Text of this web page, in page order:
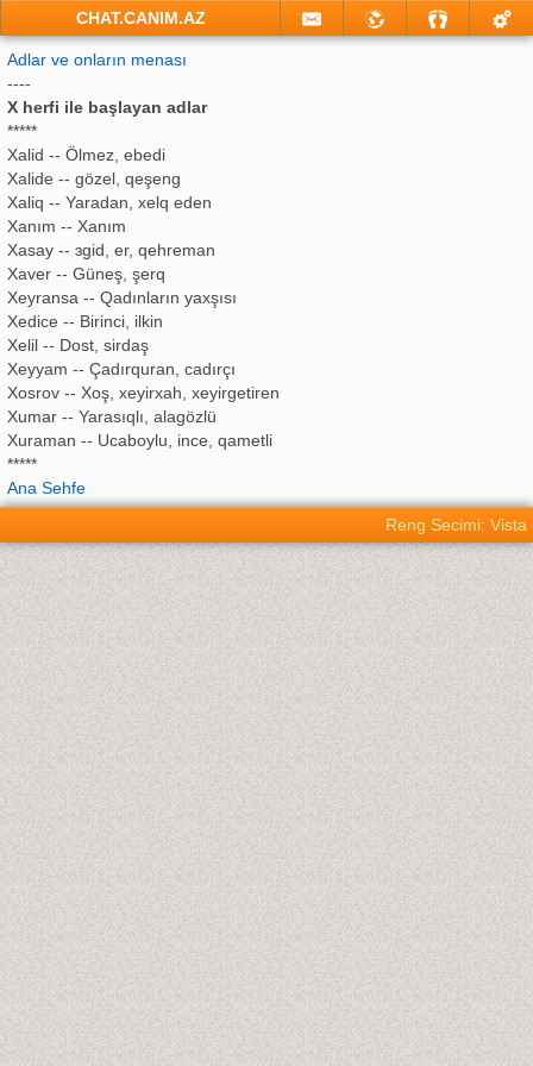
CHAT.CANIM.AZ
Adlar ve onların menası
----
X herfi ile başlayan adlar
*****
Xalid -- Ölmez, ebedi
Xalide -- gözel, qeşeng
Xaliq -- Yaradan, xelq eden
Xanım -- Xanım
Xasay -- ɜgid, er, qehreman
Xaver -- Güneş, şerq
Xeyransa -- Qadınların yaxşısı
Xedice -- Birinci, ilkin
Xelil -- Dost, sirdaş
Xeyyam -- Çadırquran, cadırçı
Xosrov -- Xoş, xeyirxah, xeyirgetiren
Xumar -- Yarasıqlı, alagözlü
Xuraman -- Ucaboylu, ince, qametli
*****
Ana Sehfe
Reng Secimi: Vista